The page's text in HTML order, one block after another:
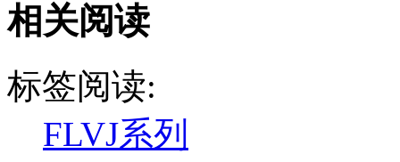
相关阅读
标签阅读:
FLVJ系列